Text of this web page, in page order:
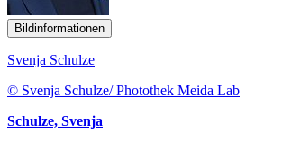
Bildinformationen
Svenja Schulze
© Svenja Schulze/ Photothek Meida Lab
Schulze, Svenja